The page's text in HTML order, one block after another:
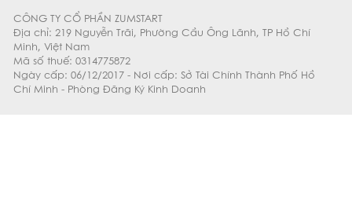
SNAP & TOAST CHALLENGE - CHỤP ẢNH CỰC
CHILL, TRÚNG MÁY ẢNH INSTAX MỖI NGÀY
CÔNG TY CỔ PHẦN ZUMSTART
Địa chỉ: 219 Nguyễn Trãi, Phường Cầu Ông Lãnh, TP Hồ Chí
Minh, Việt Nam
Mã số thuế: 0314775872
Ngày cấp: 06/12/2017 - Nơi cấp: Sở Tài Chính Thành Phố Hồ
Chí Minh - Phòng Đăng Ký Kinh Doanh